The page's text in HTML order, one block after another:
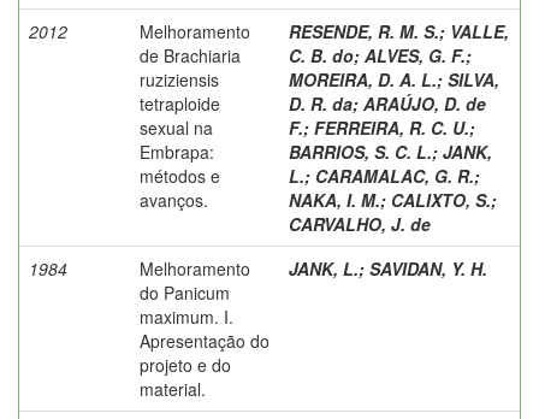
2012
Melhoramento
de Brachiaria
ruziziensis
tetraploide
sexual na
Embrapa:
métodos e
avanços.
RESENDE, R. M. S.; VALLE,
C. B. do; ALVES, G. F.;
MOREIRA, D. A. L.; SILVA,
D. R. da; ARAÚJO, D. de
F.; FERREIRA, R. C. U.;
BARRIOS, S. C. L.; JANK,
L.; CARAMALAC, G. R.;
NAKA, I. M.; CALIXTO, S.;
CARVALHO, J. de
1984
Melhoramento
do Panicum
maximum. I.
Apresentação do
projeto e do
material.
JANK, L.; SAVIDAN, Y. H.